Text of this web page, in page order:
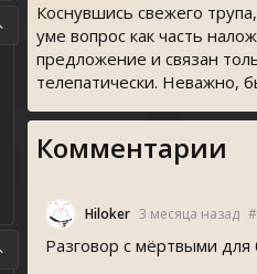
Коснувшись свежего
уме вопрос как часть
предложение и связан
телепатически. Неважно,
Комментарии
Hiloker 3 месяца назад #
Разговор с мëртвыми для